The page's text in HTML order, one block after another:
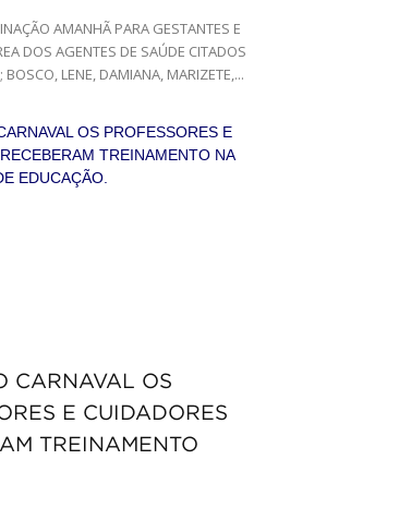
AMANHÃ PARA GESTANTES E
DOS AGENTES DE SAÚDE CITADOS
BOSCO, LENE, DAMIANA, MARIZETE,...
CARNAVAL OS
E CUIDADORES
TREINAMENTO